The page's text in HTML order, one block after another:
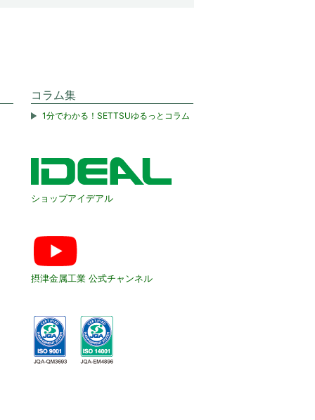
コラム集
1分でわかる！SETTSUゆるっとコラム
ショップアイデアル
摂津金属工業 公式チャンネル